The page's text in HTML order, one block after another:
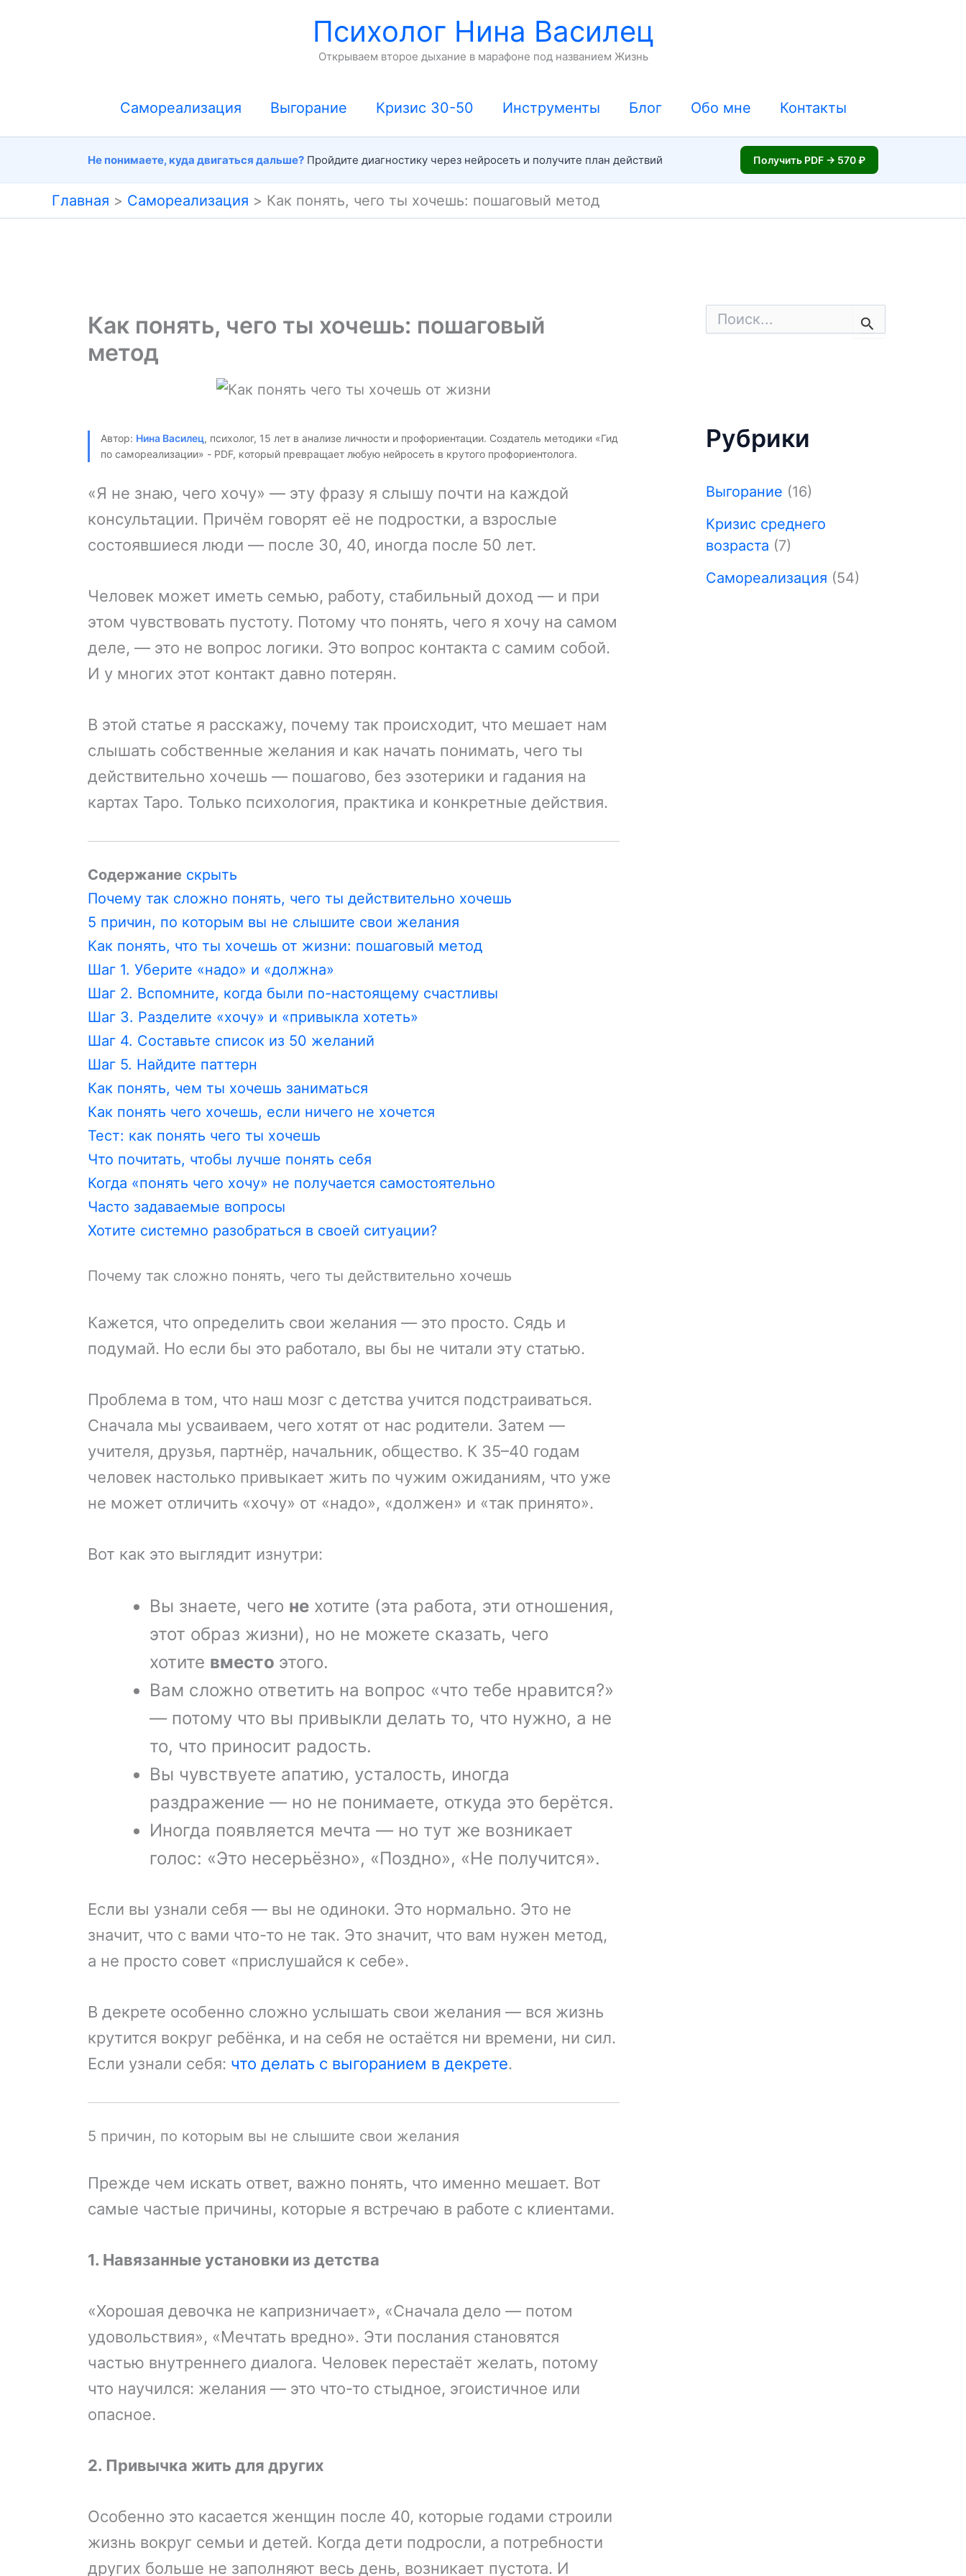
Психолог Нина Василец
Открываем второе дыхание в марафоне под названием Жизнь
Самореализация Выгорание Кризис 30-50 Инструменты Блог Обо мне Контакты
Не понимаете, куда двигаться дальше? Пройдите диагностику через нейросеть и получите план действий Получить PDF → 570 ₽
Главная Самореализация Как понять, чего ты хочешь: пошаговый метод
Как понять, чего ты хочешь: пошаговый
метод
Автор: Нина Василец, психолог, 15 лет в анализе личности и профориентации. Создатель методики «Гид
по самореализации» - PDF, который превращает любую нейросеть в крутого профориентолога.
«Я не знаю, чего хочу» — эту фразу я слышу почти на каждой
консультации. Причём говорят её не подростки, а взрослые
состоявшиеся люди — после 30, 40, иногда после 50 лет.
Человек может иметь семью, работу, стабильный доход — и при
этом чувствовать пустоту. Потому что понять, чего я хочу на самом
деле, — это не вопрос логики. Это вопрос контакта с самим собой.
И у многих этот контакт давно потерян.
В этой статье я расскажу, почему так происходит, что мешает нам
слышать собственные желания и как начать понимать, чего ты
действительно хочешь — пошагово, без эзотерики и гадания на
картах Таро. Только психология, практика и конкретные действия.
Содержание скрыть
Почему так сложно понять, чего ты действительно хочешь
5 причин, по которым вы не слышите свои желания
Как понять, что ты хочешь от жизни: пошаговый метод
Шаг 1. Уберите «надо» и «должна»
Шаг 2. Вспомните, когда были по-настоящему счастливы
Шаг 3. Разделите «хочу» и «привыкла хотеть»
Шаг 4. Составьте список из 50 желаний
Шаг 5. Найдите паттерн
Как понять, чем ты хочешь заниматься
Как понять чего хочешь, если ничего не хочется
Тест: как понять чего ты хочешь
Что почитать, чтобы лучше понять себя
Когда «понять чего хочу» не получается самостоятельно
Часто задаваемые вопросы
Хотите системно разобраться в своей ситуации?
Почему так сложно понять, чего ты действительно хочешь
Кажется, что определить свои желания — это просто. Сядь и
подумай. Но если бы это работало, вы бы не читали эту статью.
Проблема в том, что наш мозг с детства учится подстраиваться.
Сначала мы усваиваем, чего хотят от нас родители. Затем —
учителя, друзья, партнёр, начальник, общество. К 35–40 годам
человек настолько привыкает жить по чужим ожиданиям, что уже
не может отличить «хочу» от «надо», «должен» и «так принято».
Вот как это выглядит изнутри:
Вы знаете, чего не хотите (эта работа, эти отношения,
этот образ жизни), но не можете сказать, чего
хотите вместо этого.
Вам сложно ответить на вопрос «что тебе нравится?»
— потому что вы привыкли делать то, что нужно, а не
то, что приносит радость.
Вы чувствуете апатию, усталость, иногда
раздражение — но не понимаете, откуда это берётся.
Иногда появляется мечта — но тут же возникает
голос: «Это несерьёзно», «Поздно», «Не получится».
Если вы узнали себя — вы не одиноки. Это нормально. Это не
значит, что с вами что-то не так. Это значит, что вам нужен метод,
а не просто совет «прислушайся к себе».
В декрете особенно сложно услышать свои желания — вся жизнь
крутится вокруг ребёнка, и на себя не остаётся ни времени, ни сил.
Если узнали себя: что делать с выгоранием в декрете.
5 причин, по которым вы не слышите свои желания
Прежде чем искать ответ, важно понять, что именно мешает. Вот
самые частые причины, которые я встречаю в работе с клиентами.
1. Навязанные установки из детства
«Хорошая девочка не капризничает», «Сначала дело — потом
удовольствия», «Мечтать вредно». Эти послания становятся
частью внутреннего диалога. Человек перестаёт желать, потому
что научился: желания — это что-то стыдное, эгоистичное или
опасное.
2. Привычка жить для других
Особенно это касается женщин после 40, которые годами строили
жизнь вокруг семьи и детей. Когда дети подросли, а потребности
других больше не заполняют весь день, возникает пустота. И
о
Рубрики
Выгорание (16)
Кризис среднего
возраста (7)
Самореализация (54)